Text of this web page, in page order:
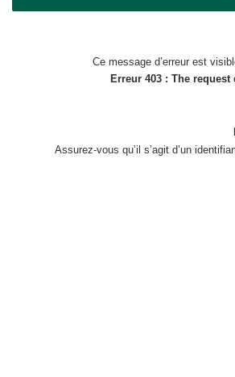
Ce message d’erreur est
Erreur 403 : The
Assurez-vous qu’il s’agit d’un